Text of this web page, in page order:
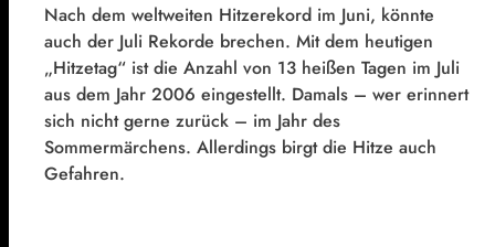
Nach dem weltweiten Hitzerekord im Juni, könnte
auch der Juli Rekorde brechen. Mit dem heutigen
„Hitzetag“ ist die Anzahl von 13 heißen Tagen im Juli
aus dem Jahr 2006 eingestellt. Damals – wer erinnert
sich nicht gerne zurück – im Jahr des
Sommermärchens. Allerdings birgt die Hitze auch
Gefahren.